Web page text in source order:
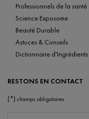
Professionnels de la santé
Science Exposome
Beauté Durable
Astuces & Conseils
Dictionnaire d'Ingrédients
RESTONS EN CONTACT
(*) champs obligatoires